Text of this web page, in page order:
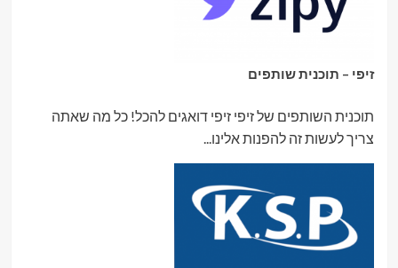
זיפי – תוכנית שותפים
תוכנית השותפים של זיפי זיפי דואגים להכל! כל מה שאתה
צריך לעשות זה להפנות אלינו...